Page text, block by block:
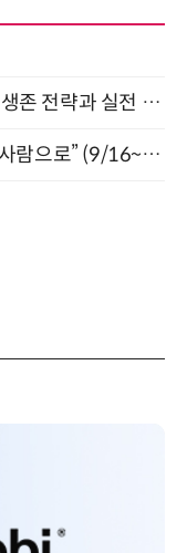
AI × Design : UX디자이너의 5가지 생존 전략과 실전 대응 8월 28일 개최
“AI에게 묻는 사람에서, AI로 만드는 사람으로” (9/16~17)